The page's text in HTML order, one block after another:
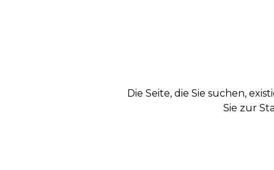
Die Seite, die Sie suchen,
Sie zur